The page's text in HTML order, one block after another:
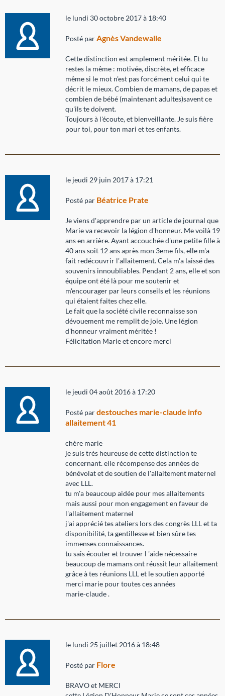
le lundi 30 octobre 2017 à 18:40
Posté par Agnès Vandewalle
Cette distinction est amplement méritée. Et tu
restes la même : motivée, discrète, et efficace
même si le mot n'est pas forcément celui qui te
décrit le mieux. Combien de mamans, de papas et
combien de bébé (maintenant adultes)savent ce
qu'ils te doivent.
Toujours à l'écoute, et bienveillante. Je suis fière
pour toi, pour ton mari et tes enfants.
le jeudi 29 juin 2017 à 17:21
Posté par Béatrice Prate
Je viens d'apprendre par un article de journal que
Marie va recevoir la légion d'honneur. Me voilà 19
ans en arrière. Ayant accouchée d'une petite fille à
40 ans soit 12 ans après mon 3eme fils, elle m'a
fait redécouvrir l'allaitement. Cela m'a laissé des
souvenirs innoubliables. Pendant 2 ans, elle et son
équipe ont été là pour me soutenir et
m'encourager par leurs conseils et les réunions
qui étaient faites chez elle.
Le fait que la société civile reconnaisse son
dévouement me remplit de joie. Une légion
d'honneur vraiment méritée !
Félicitation Marie et encore merci
le jeudi 04 août 2016 à 17:20
Posté pardestouches marie-claude info
allaitement 41
chère marie
je suis très heureuse de cette distinction te
concernant. elle récompense des années de
bénévolat et de soutien de l'allaitement maternel
avec LLL.
tu m'a beaucoup aidée pour mes allaitements
mais aussi pour mon engagement en faveur de
l'allaitement maternel
j'ai apprécié tes ateliers lors des congrès LLL et ta
disponibilité, ta gentillesse et bien sûre tes
immenses connaissances.
tu sais écouter et trouver l 'aide nécessaire
beaucoup de mamans ont réussit leur allaitement
grâce à tes réunions LLL et le soutien apporté
merci marie pour toutes ces années
marie-claude .
le lundi 25 juillet 2016 à 18:48
Posté par Flore
BRAVO et MERCI